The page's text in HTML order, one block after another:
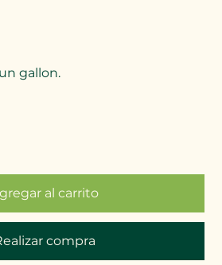
gallon.
al carrito
compra